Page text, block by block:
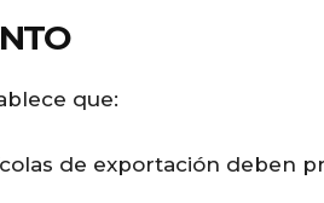
que:
de exportación deben